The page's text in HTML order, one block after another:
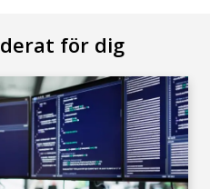
för dig